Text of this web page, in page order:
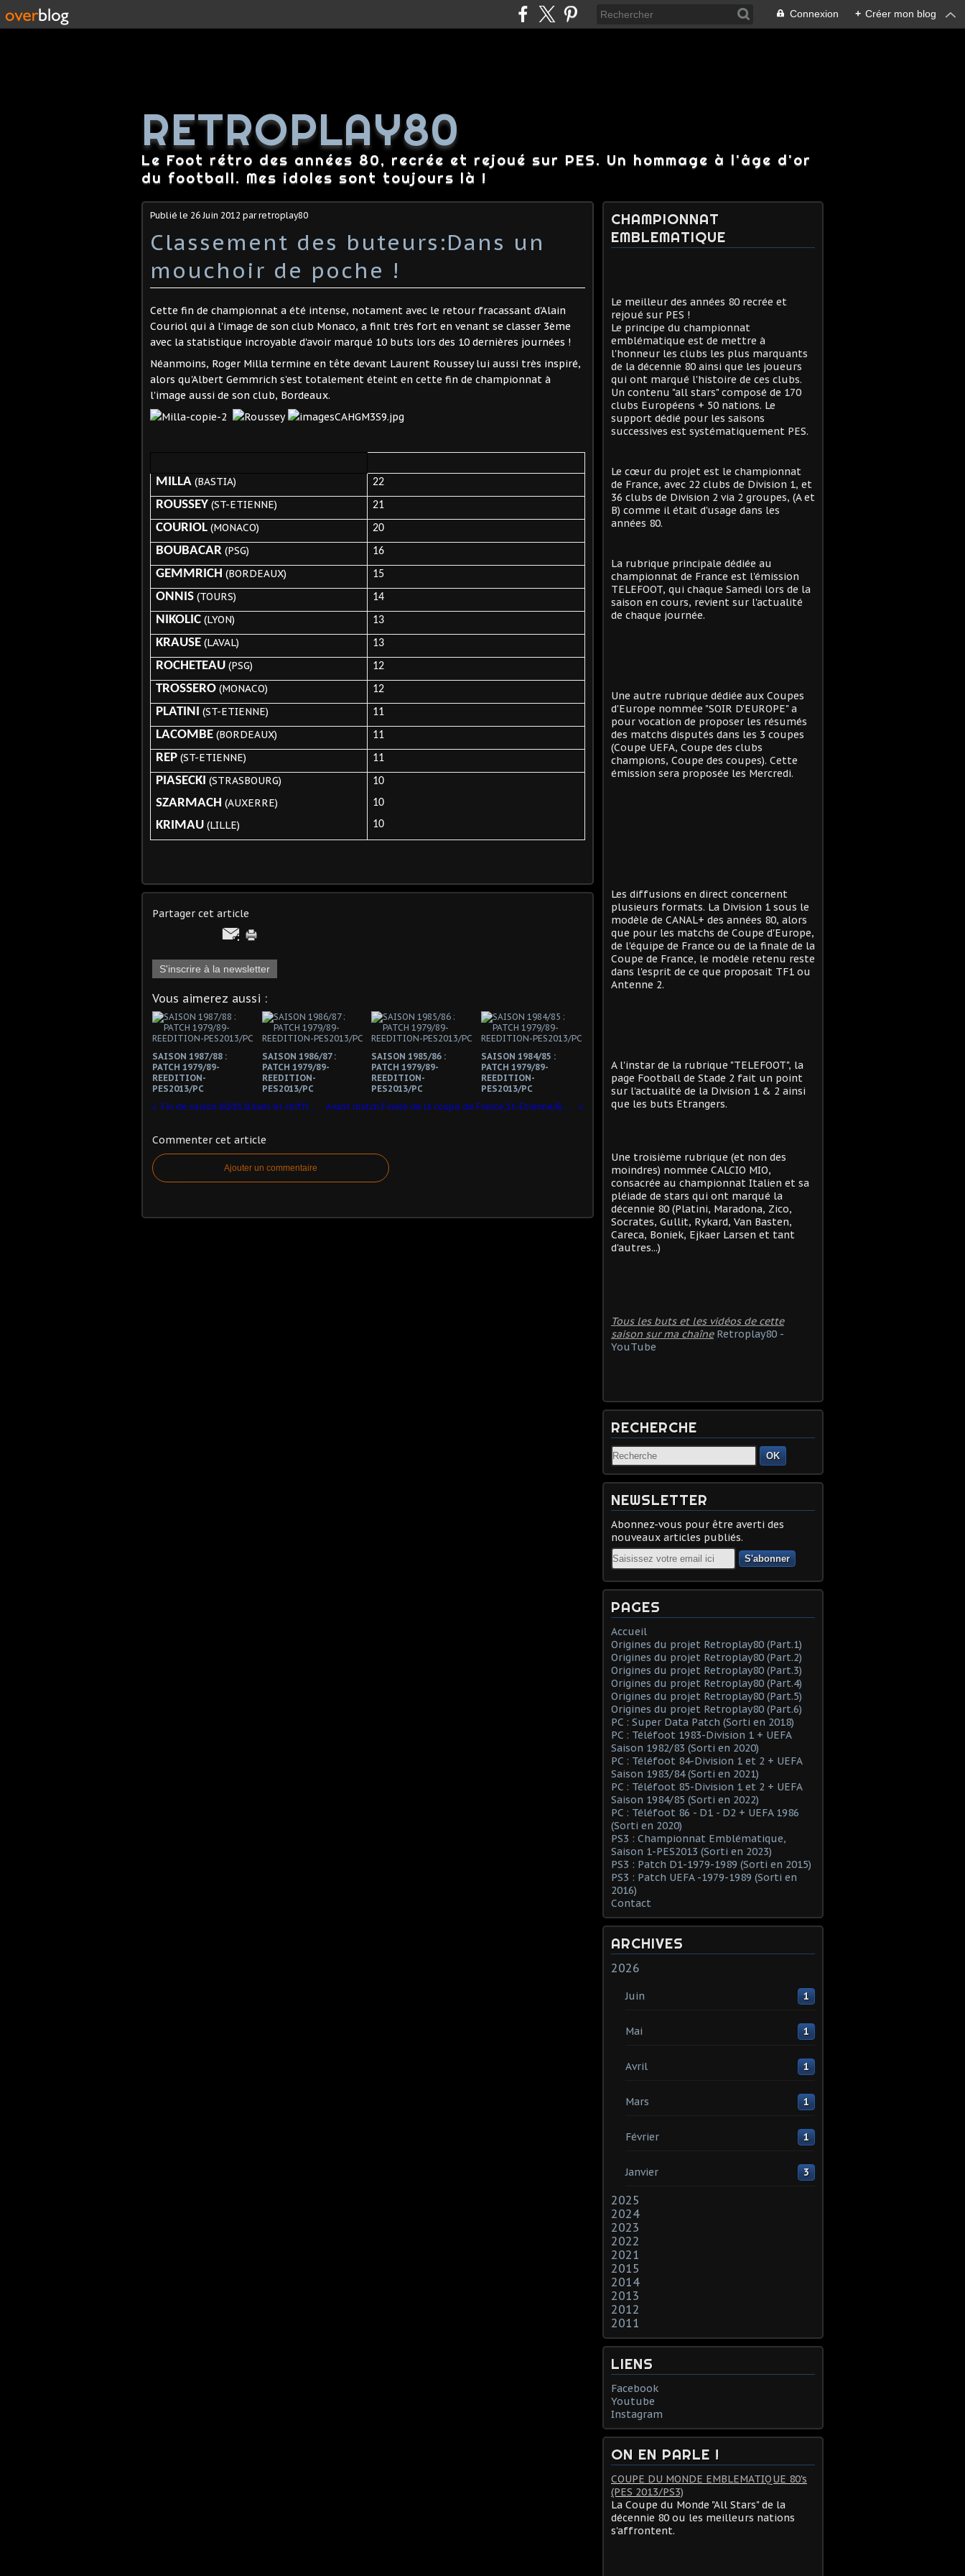
Connexion + Créer mon blog
RETROPLAY80
Le Foot rétro des années 80, recrée et rejoué sur PES. Un hommage à l'âge d'or
du football. Mes idoles sont toujours là !
Publié le 26 Juin 2012 par retroplay80
Classement des buteurs:Dans un
mouchoir de poche !
Cette fin de championnat a été intense, notament avec le retour fracassant d'Alain
Couriol qui à l'image de son club Monaco, a finit très fort en venant se classer 3ème
avec la statistique incroyable d'avoir marqué 10 buts lors des 10 dernières journées !
Néanmoins, Roger Milla termine en tête devant Laurent Roussey lui aussi très inspiré,
alors qu'Albert Gemmrich s'est totalement éteint en cette fin de championnat à
l'image aussi de son club, Bordeaux.
MILLA (BASTIA) 22
ROUSSEY (ST-ETIENNE) 21
COURIOL (MONACO) 20
BOUBACAR (PSG) 16
GEMMRICH (BORDEAUX) 15
ONNIS (TOURS) 14
NIKOLIC (LYON) 13
KRAUSE (LAVAL) 13
ROCHETEAU (PSG) 12
TROSSERO (MONACO) 12
PLATINI (ST-ETIENNE) 11
LACOMBE (BORDEAUX) 11
REP (ST-ETIENNE) 11
PIASECKI (STRASBOURG)
SZARMACH (AUXERRE)
KRIMAU (LILLE)
10
10
10
Partager cet article
S'inscrire à la newsletter
Vous aimerez aussi :
SAISON 1987/88 :
PATCH 1979/89-
REEDITION-
PES2013/PC
SAISON 1986/87 :
PATCH 1979/89-
REEDITION-
PES2013/PC
SAISON 1985/86 :
PATCH 1979/89-
REEDITION-
PES2013/PC
SAISON 1984/85 :
PATCH 1979/89-
REEDITION-
PES2013/PC
Fin de saison 80/81:Bilans et chiffres !
Avant match:Finale de la coupe de France,St-Etienne/Bastia
Commenter cet article
Ajouter un commentaire
CHAMPIONNAT
EMBLEMATIQUE
Le meilleur des années 80 recrée et
rejoué sur PES !
Le principe du championnat
emblématique est de mettre à
l'honneur les clubs les plus marquants
de la décennie 80 ainsi que les joueurs
qui ont marqué l'histoire de ces clubs.
Un contenu "all stars" composé de 170
clubs Européens + 50 nations. Le
support dédié pour les saisons
successives est systématiquement PES.
Le cœur du projet est le championnat
de France, avec 22 clubs de Division 1, et
36 clubs de Division 2 via 2 groupes, (A et
B) comme il était d'usage dans les
années 80.
La rubrique principale dédiée au
championnat de France est l'émission
TELEFOOT, qui chaque Samedi lors de la
saison en cours, revient sur l'actualité
de chaque journée.
Une autre rubrique dédiée aux Coupes
d'Europe nommée "SOIR D'EUROPE" a
pour vocation de proposer les résumés
des matchs disputés dans les 3 coupes
(Coupe UEFA, Coupe des clubs
champions, Coupe des coupes). Cette
émission sera proposée les Mercredi.
Les diffusions en direct concernent
plusieurs formats. La Division 1 sous le
modèle de CANAL+ des années 80, alors
que pour les matchs de Coupe d'Europe,
de l'équipe de France ou de la finale de la
Coupe de France, le modèle retenu reste
dans l'esprit de ce que proposait TF1 ou
Antenne 2.
A l'instar de la rubrique "TELEFOOT", la
page Football de Stade 2 fait un point
sur l'actualité de la Division 1 & 2 ainsi
que les buts Etrangers.
Une troisième rubrique (et non des
moindres) nommée CALCIO MIO,
consacrée au championnat Italien et sa
pléiade de stars qui ont marqué la
décennie 80 (Platini, Maradona, Zico,
Socrates, Gullit, Rykard, Van Basten,
Careca, Boniek, Ejkaer Larsen et tant
d'autres...)
Tous les buts et les vidéos de cette
saison sur ma chaîne Retroplay80 -
YouTube
RECHERCHE
OK
NEWSLETTER
Abonnez-vous pour être averti des
nouveaux articles publiés.
Email
PAGES
Accueil
Origines du projet Retroplay80 (Part.1)
Origines du projet Retroplay80 (Part.2)
Origines du projet Retroplay80 (Part.3)
Origines du projet Retroplay80 (Part.4)
Origines du projet Retroplay80 (Part.5)
Origines du projet Retroplay80 (Part.6)
PC : Super Data Patch (Sorti en 2018)
PC : Téléfoot 1983-Division 1 + UEFA
Saison 1982/83 (Sorti en 2020)
PC : Téléfoot 84-Division 1 et 2 + UEFA
Saison 1983/84 (Sorti en 2021)
PC : Téléfoot 85-Division 1 et 2 + UEFA
Saison 1984/85 (Sorti en 2022)
PC : Téléfoot 86 - D1 - D2 + UEFA 1986
(Sorti en 2020)
PS3 : Championnat Emblématique,
Saison 1-PES2013 (Sorti en 2023)
PS3 : Patch D1-1979-1989 (Sorti en 2015)
PS3 : Patch UEFA -1979-1989 (Sorti en
2016)
Contact
ARCHIVES
2026
Juin 1
Mai 1
Avril 1
Mars 1
Février 1
Janvier 3
2025
2024
2023
2022
2021
2015
2014
2013
2012
2011
LIENS
Facebook
Youtube
Instagram
ON EN PARLE !
COUPE DU MONDE EMBLEMATIQUE 80's
(PES 2013/PS3)
La Coupe du Monde "All Stars" de la
décennie 80 ou les meilleurs nations
s'affrontent.